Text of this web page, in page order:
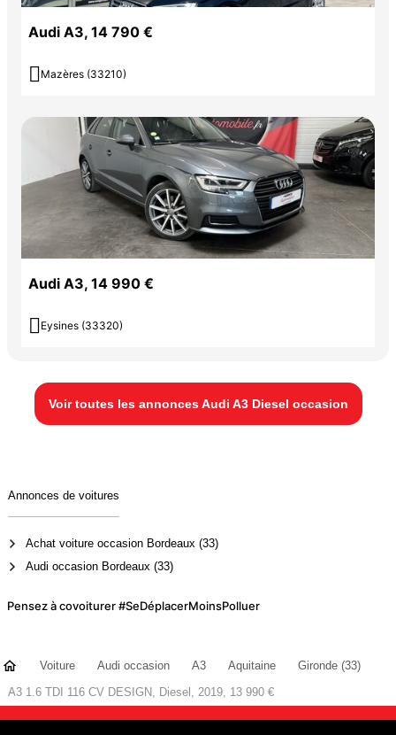
Audi A3, 14 790 €
 Mazères (33210)
Audi A3, 14 990 €
 Eysines (33320)
Voir toutes les annonces Audi A3 Diesel occasion
Annonces de voitures
Achat voiture occasion Bordeaux (33)
Audi occasion Bordeaux (33)
Pensez à covoiturer #SeDéplacerMoinsPolluer
Voiture Audi occasion A3 Aquitaine
Gironde (33)
A3 1.6 TDI 116 CV DESIGN, Diesel, 2019, 13 990 €